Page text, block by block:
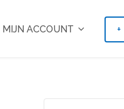
MIJN ACCOUNT +